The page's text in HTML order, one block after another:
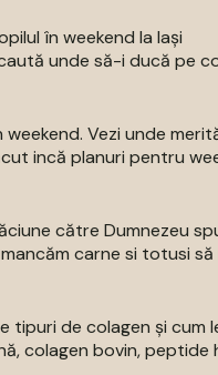
în weekend la Iași
unde să-i ducă pe
weekend. Vezi unde
incă planuri pentru
către Dumnezeu
carne si totusi
tipuri de colagen și cum
colagen bovin, peptide